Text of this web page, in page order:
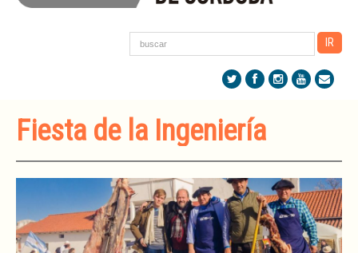
Fiesta de la Ingeniería